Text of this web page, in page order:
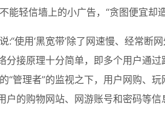
能轻信墙上的小广告，“贪图便宜却
:“使用‘黑宽带’除了网速慢、经常
分接原理十分简单，即多个用户通
“管理者”的监视之下，用户网购、
户的购物网站、网游账号和密码等信